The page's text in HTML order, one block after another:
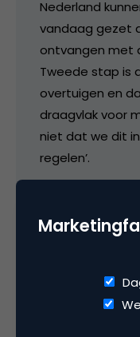
Nederland
vandaag gezet
ontvangen met
Tweede stap is
overtuigen en
draagvlak voor
niet dat we dit
regelen’.
David